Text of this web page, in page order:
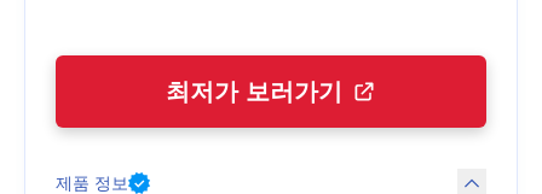
최저가 보러가기
제품 정보